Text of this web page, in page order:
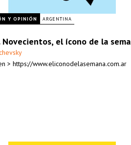
Y OPINIÓN ARGENTINA
Novecientos, el ícono de la
> https://www.eliconodelasemana.com.ar